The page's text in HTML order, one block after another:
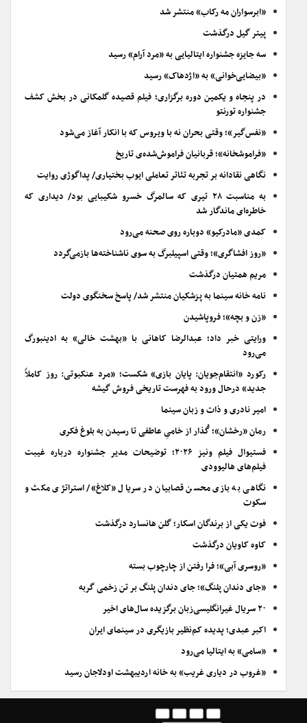
«ابرسواران مه رکاب» منتشر شد
پیتر گیل درگذشت
سه جایزه جشنواره ایتالیایی به «مرد آرام» رسید
«بیضایی‌خوانی» به «اژدهاک» رسید
در پنجاه و یکمین دوره برگزاری؛ فیلم قصیده گلمکانی در بخش کشف
جشنواره تورنتو
«نفس‌گیر»؛ وقتی بحران نه با ویروس که با انکار آغاز می‌شود
«فراموشخانه»؛ قربانیان فراموش‌شده‌ی تاریخ
نگاهی نقادانه بر تجربه تئاتر تعاملی ایوب بختیاری/ پداگوژی روایت
به مناسبت ۲۸ تیری که سالمرگ خسرو شکیبایی بود/ دیداری که
خاطره‌ای ماندگار شد
کمدی «مادرکیو» دوباره روی صحنه می‌رود
«روز افشاگری»؛ وقتی اسپیلبرگ به سوی ناشناخته‌ها بازمی‌گردد
مریم همتیان درگذشت
نامه خانه سینما به پزشکیان منتشر شد/ پاسخ سخنگوی دولت
«زن و بچه»؛ فروپاشیدن
ورایتی خبر داد؛ عبدالرضا کاهانی با «بهشت خالی» به ادینبورگ
می‌رود
رکورد «انتقام‌جویان: پایان بازی» شکست؛ «مرد عنکبوتی: روز کاملاً
جدید» درحال ورود به فهرست تاریخی فروش گیشه
امیر نادری و ذات و زبان سینما
رمان «رخشان»؛ گُذار از خامیِ عاطفی تا رسیدن به بلوغ فکری
فستیوال فیلم ونیز ۲۰۲۶؛ توضیحات مدیر جشنواره درباره غیبت
فیلم‌های هالیوودی
نگاهی به بازی محسن قصابیان در سریال «کلاغ»/ استراتژی مکث و
سکوت
فوت یکی از برندگان اسکار؛ گلن هانسارد درگذشت
کاوه کاویان درگذشت
«روسری آبی»؛ فرا رفتن از چارچوب بسته
«جای دندان پلنگ»؛ جای دندان پلنگ بر تن زخمی گربه
۲۰ سریال غیرانگلیسی‌زبان برگزیده سال‌های اخیر
اکبر عبدی؛ پدیده کم‌نظیر بازیگری در سینمای ایران
«سامی» به ایتالیا می‌رود
«غروب در دیاری غریب» به خانه اردیبهشت اودلاجان رسید